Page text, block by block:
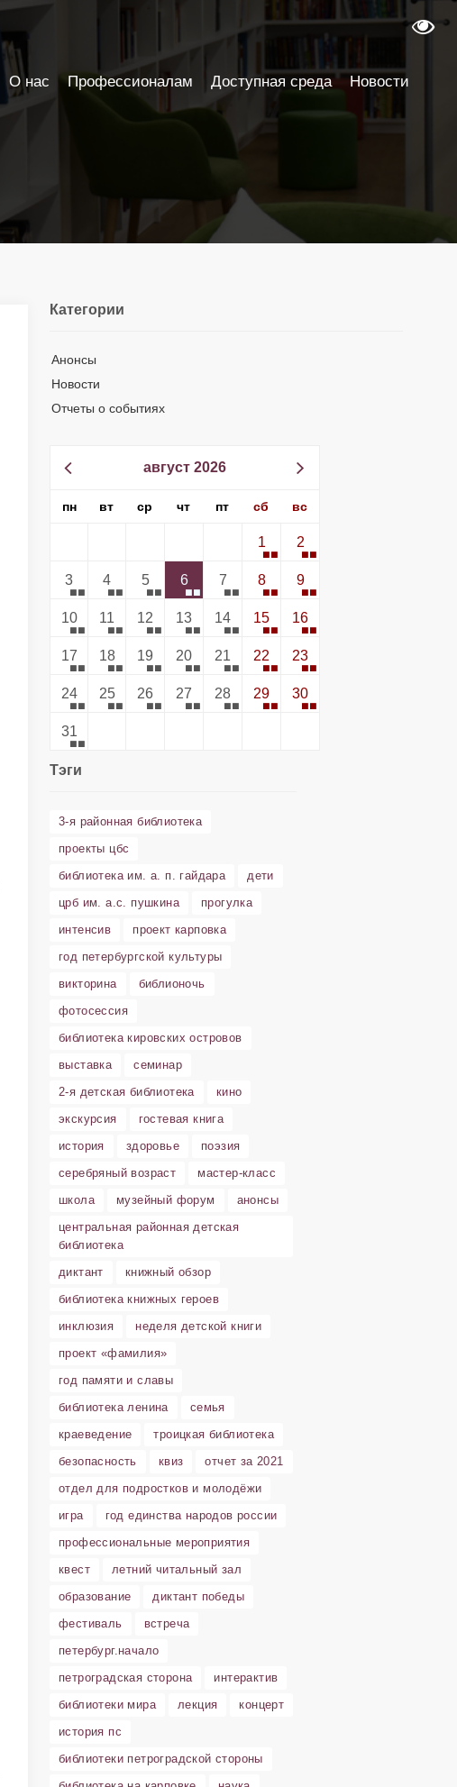
Категории
Анонсы
Новости
Отчеты о событиях
август 2026
пн вт ср чт пт сб вс
1 2
3 4 5 6 7 8 9
10 11 12 13 14 15 16
17 18 19 20 21 22 23
24 25 26 27 28 29 30
31
Тэги
3-я районная библиотека
проекты цбс
библиотека им. а. п. гайдара
дети
црб им. а.с. пушкина
прогулка
интенсив
проект карповка
год петербургской культуры
викторина
библионочь
фотосессия
библиотека кировских островов
выставка
семинар
2-я детская библиотека
кино
экскурсия
гостевая книга
история
здоровье
поэзия
серебряный возраст
мастер-класс
школа
музейный форум
анонсы
центральная районная детская
библиотека
диктант
книжный обзор
библиотека книжных героев
инклюзия
неделя детской книги
проект «фамилия»
год памяти и славы
библиотека ленина
семья
краеведение
троицкая библиотека
безопасность
квиз
отчет за 2021
отдел для подростков и молодёжи
игра
год единства народов россии
профессиональные мероприятия
квест
летний читальный зал
образование
диктант победы
фестиваль
встреча
петербург.начало
петроградская сторона
интерактив
библиотеки мира
лекция
концерт
история пс
библиотеки петроградской стороны
О нас Профессионалам Доступная среда Новости